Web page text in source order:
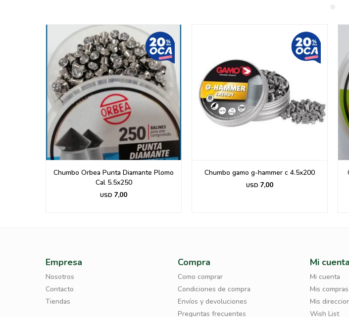
Chumbo Orbea Punta Diamante Plomo
Cal 5.5x250
USD 7,00
Chumbo gamo g-hammer c 4.5x200
USD 7,00
Empresa
Nosotros
Contacto
Tiendas
Compra
Como comprar
Condiciones de compra
Envíos y devoluciones
Preguntas frecuentes
Mi cuenta
Mi cuenta
Mis compras
Mis
Wish List